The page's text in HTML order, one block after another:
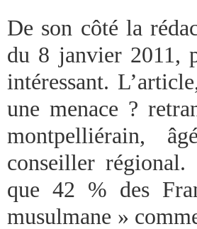
De son côté la
du 8 janvier 2011,
intéressant.
une menace ?
montpelliérain,
conseiller régional.
que 42 % des
musulmane »